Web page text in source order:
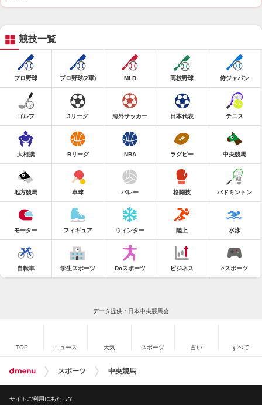
競技一覧
プロ野球 プロ野球(2軍) MLB 高校野球 侍ジャパン
ゴルフ Jリーグ 海外サッカー 日本代表 テニス
大相撲 Bリーグ NBA ラグビー 中央競馬
地方競馬 卓球 バレー 格闘技 バドミントン
モーター フィギュア ウィンター 陸上 水泳
自転車 学生スポーツ Doスポーツ ビジネス eスポーツ
データ提供：日本中央競馬会
TOP ニュース 天気 スポーツ 占い すべて
スポーツ 中央競馬
サイトご利用にあたって